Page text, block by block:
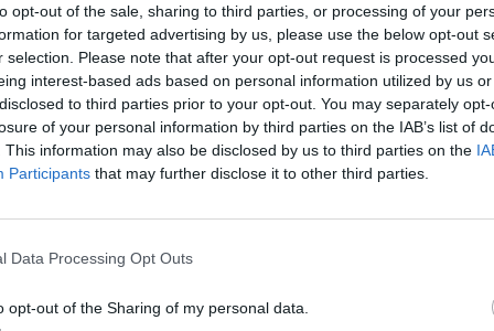
opt-out of the sale, sharing to third parties, or processing of your
for targeted advertising by us, please use the below opt-out
selection. Please note that after your opt-out request is processed
interest-based ads based on personal information utilized by us
to third parties prior to your opt-out. You may separately
of your personal information by third parties on the IAB’s list of
This information may also be disclosed by us to third parties on the
Participants that may further disclose it to other third parties.
Data Processing Opt Outs
opt-out of the Sharing of my personal data.
llevado a cabo por los investigadores de la Universidad de
que las mujeres cuya dieta es pobre en Omega 3 tienen
consumen una cantidad relativamente abundante de Omega 3.
con bebés y niños, embarazo y parto, m(p)aternidad y